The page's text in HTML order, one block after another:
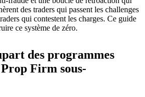
des traders qui passent les challenges
qui contestent les charges. Ce guide
ce système de zéro.
des programmes
Firm sous-